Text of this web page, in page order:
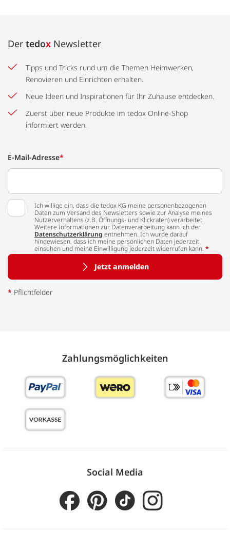
Der tedox Newsletter
Tipps und Tricks rund um die Themen Heimwerken,
Renovieren und Einrichten erhalten.
Neue Ideen und Inspirationen für Ihr Zuhause entdecken.
Zuerst über neue Produkte im tedox Online-Shop
informiert werden.
E-Mail-Adresse*
Ich willige ein, dass die tedox KG meine personenbezogenen
Daten zum Versand des Newsletters sowie zur Analyse meines
Nutzerverhaltens (z.B. Öffnungs- und Klickraten) verarbeitet.
Weitere Informationen zur Datenverarbeitung kann ich der
Datenschutzerklärung entnehmen. Ich wurde darauf
hingewiesen, dass ich meine persönlichen Daten jederzeit
einsehen und meine Einwilligung jederzeit widerrufen kann. *
Jetzt anmelden
* Pflichtfelder
Zahlungs­möglich­keiten
Social Media